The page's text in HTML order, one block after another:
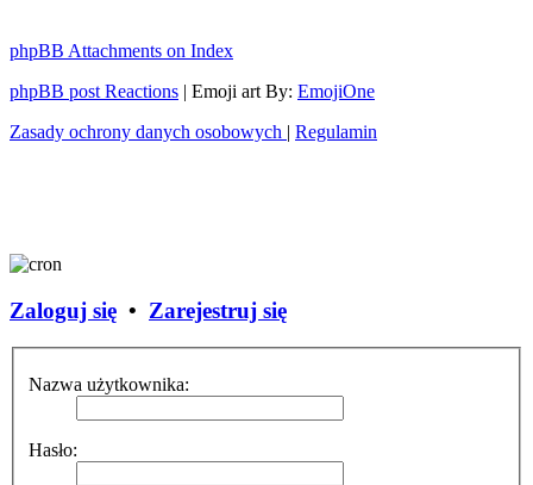
phpBB Attachments on Index
phpBB post Reactions | Emoji art By: EmojiOne
Zasady ochrony danych osobowych | Regulamin
Zaloguj się • Zarejestruj się
Nazwa użytkownika:
Hasło: